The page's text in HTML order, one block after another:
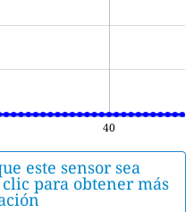
40
este sensor sea
para obtener más